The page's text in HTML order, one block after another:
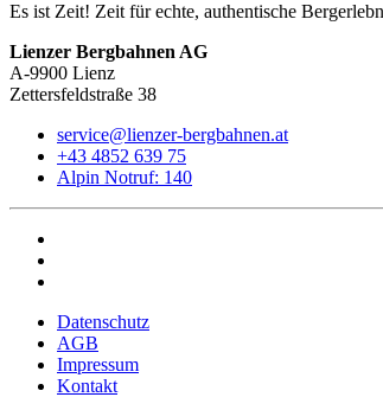
Es ist Zeit! Zeit für echte, authentische
Lienzer Bergbahnen AG
A-9900 Lienz
Zettersfeldstraße 38
service@lienzer-bergbahnen.at
+43 4852 639 75
Alpin Notruf: 140
Datenschutz
AGB
Impressum
Kontakt